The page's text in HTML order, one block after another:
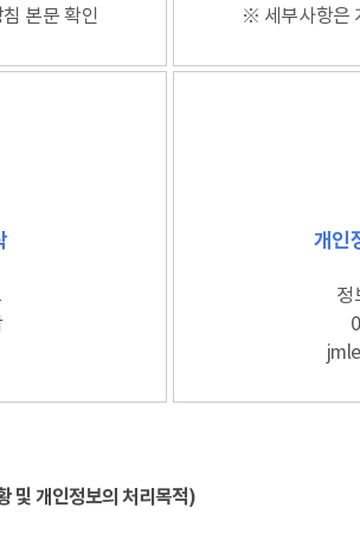
본문 확인
※ 세부사항은
개인
정
및 개인정보의 처리목적)